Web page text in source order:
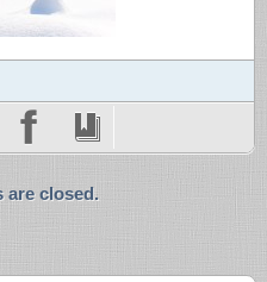
are closed.